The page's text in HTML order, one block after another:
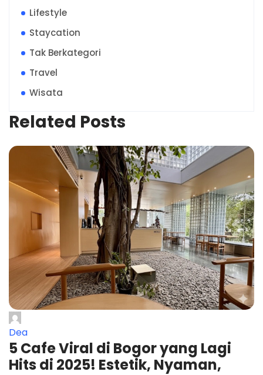
Lifestyle
Staycation
Tak Berkategori
Travel
Wisata
Related Posts
Dea
5 Cafe Viral di Bogor yang Lagi
Hits di 2025! Estetik, Nyaman,